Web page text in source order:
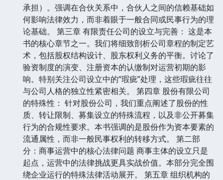
承担）。强调在合伙关系中，合伙人之间的信赖基础如
何影响法律效力，而非着眼于一般合同或民事行为的理
论基础。 第三章 有限责任公司的设立与完善： 这是本
书的核心章节之一。我们将细致剖析公司章程的制定艺
术，包括股权结构设计、股东权利义务的平衡。讨论了
验资制度的演变、注册资本的认缴制对运营初期的影
响。特别关注公司设立中的“瑕疵”处理，这些瑕疵往往
与公司人格的独立性紧密相关。 第四章 股份有限公司
的特殊性： 针对股份公司，我们重点阐述了股份的性
质、转让限制、募集设立的特殊流程，以及非公开募集
行为的合规性要求。本书强调的是股份作为资本要素的
流通属性，而非一般民事权利的转移方式。 第二部
分：商事运营中的核心法律问题 商事主体的设立只是
起点，运营中的法律挑战更具实战价值。本部分完全围
绕企业运行的特殊法律活动展开。 第五章 组织机构的